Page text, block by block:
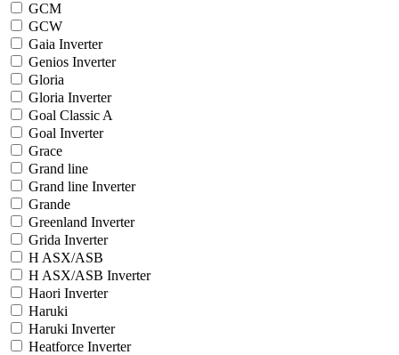
GCM
GCW
Gaia Inverter
Genios Inverter
Gloria
Gloria Inverter
Goal Classic A
Goal Inverter
Grace
Grand line
Grand line Inverter
Grande
Greenland Inverter
Grida Inverter
H ASX/ASB
H ASX/ASB Inverter
Haori Inverter
Haruki
Haruki Inverter
Heatforce Inverter